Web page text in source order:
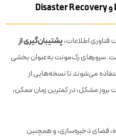
اطلاعات،پشتیبان‌گیری از
سرورهای رک‌مونت به‌عنوان بخشی
می‌شوند تا نسخه‌هایی از
بروز مشکل، در کمترین زمان ممکن،
فضای ذخیره‌سازی، و همچنین